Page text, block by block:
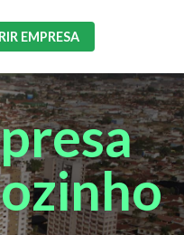
EMPRESA